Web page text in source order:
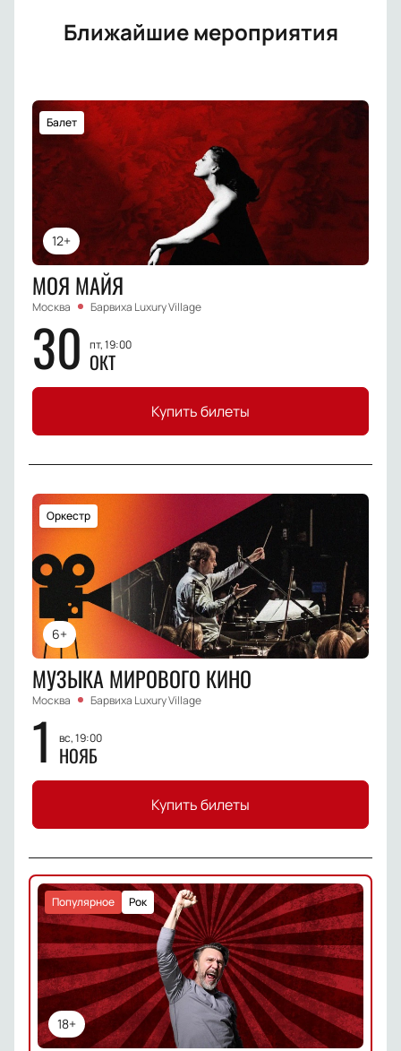
Ближайшие мероприятия
12+
Балет
МОЯ МАЙЯ
Москва Барвиха Luxury Village
30 пт, 19:00
ОКТ
Купить билеты
6+
Оркестр
МУЗЫКА МИРОВОГО КИНО
Москва Барвиха Luxury Village
1 вс, 19:00
НОЯБ
Купить билеты
18+
Рок
Популярное